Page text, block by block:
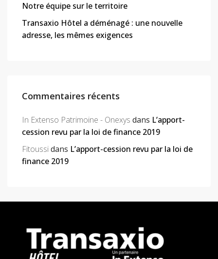
Notre équipe sur le territoire
Transaxio Hôtel a déménagé : une nouvelle
adresse, les mêmes exigences
Commentaires récents
In Extenso Patrimoine - Onexys dans L’apport-
cession revu par la loi de finance 2019
Fitoussidans L’apport-cession revu par la loi de
finance 2019